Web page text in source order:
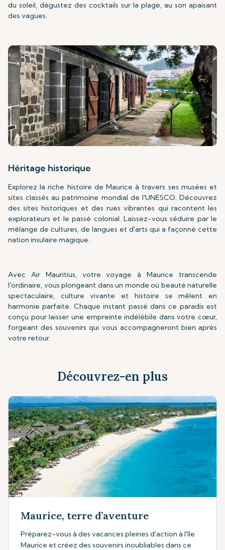
du soleil, dégustez des cocktails sur la plage, au son apaisant
des vagues.
Héritage historique
Explorez la riche histoire de Maurice à travers ses musées et
sites classés au patrimoine mondial de l'UNESCO. Découvrez
des sites historiques et des rues vibrantes qui racontent les
explorateurs et le passé colonial. Laissez-vous séduire par le
mélange de cultures, de langues et d'arts qui a façonné cette
nation insulaire magique.
Avec Air Mauritius, votre voyage à Maurice transcende
l'ordinaire, vous plongeant dans un monde où beauté naturelle
spectaculaire, culture vivante et histoire se mêlent en
harmonie parfaite. Chaque instant passé dans ce paradis est
conçu pour laisser une empreinte indélébile dans votre cœur,
forgeant des souvenirs qui vous accompagneront bien après
votre retour.
Découvrez-en plus
Maurice, terre d’aventure
Préparez-vous à des vacances pleines d'action à l'île
Maurice et créez des souvenirs inoubliables dans ce